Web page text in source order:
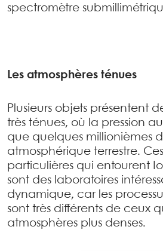
spectromètre
Les atmosphères ténues
Plusieurs objets présentent
très ténues, où la pression
que quelques millionièmes
atmosphérique terrestre.
particulières qui entourent
sont des laboratoires
dynamique, car les
sont très différents de ceux
atmosphères plus denses.